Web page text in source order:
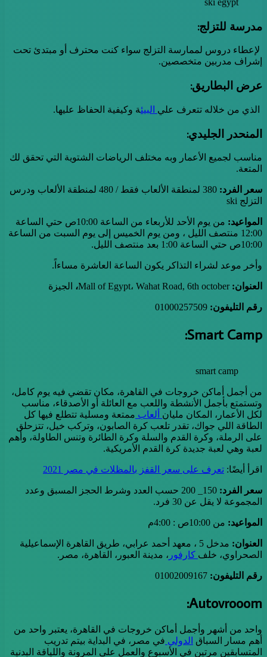
ski egypt
مدرسة للتزلج:
لإعطاء دروس لممارسة التزلج سواء كنت محترف أو مبتدئ تحت
إشراف مدربين متخصصين.
عرض البطاريق:
الذي من خلاله تتعرف علي البيئة وكيفية الحفاظ عليها.
المنحدر الجليدي:
مناسب لجميع الأعمار وبه مختلف الرياضات الشتوية التي تحقق لك
المتعة.
سعر الفرد:
380 لمنطقة الألعاب فقط / 480 لمنطقة الألعاب ودرس
التزلج ski
المواعيد:
من يوم الأحد للأربعاء من الساعة 10:00ص حتي الساعة
12:00 منتصف الليل ، ومن يوم الخميس إلى يوم السبت من الساعة
10:00ص حتي الساعة 1:00 بعد منتصف الليل.
وأخر موعد لشراء التذاكر يكون الساعة العاشرة مساءاً.
العنوان: Mall of Egypt، Wahat Road, 6th october ، الجيزة
رقم التليفون: 01000257509
Smart Camp:
smart camp
من أجمل أماكن خروجات في القاهرة، مكان تقضي فيه يوم كامل،
وتستمتع بأجمل الأنشطة واللعب مع العائلة أو الأصدقاء، مناسب
لكل الأعمار، المكان مليان ألعاب ممتعة ومسلية تتطلع فيها كل
الطاقة اللي جواك، تقدر تلعب كرة الصابون، وتركب خيل، تتزحلق
على الرملة، وكرة القدم والسلة وكرة الطائرة وتنس الطاولة، وأهم
لعبة وهي لعبة جديدة كرة القدم الأمريكية.
اقرأ أيضًا: تعرف على سعر القفز بالمظلات في مصر 2021
سعر الفرد:
150_ 200 حسب العدد وشرط الحجز المسبق وعدد
المجموعة لا يقل عن 30 فرد.
المواعيد: من 10:00ص : 4:00م
العنوان:
مدخل 5 ، معهد أحمد عرابي، طريق القاهرة الإسماعيلية
الصحراوي، خلف كارفور ، مدينة العبور، القاهرة، مصر.
رقم التليفون:
Autovrooom:
واحد من أشهر وأجمل أماكن خروجات في القاهرة، يعتبر واحد من
أهم مسار السباق الدولي في مصر، في البداية بيتم تدريب
المتسابقين مرتين في الأسبوع والعمل على المرونة واللياقة البدنية